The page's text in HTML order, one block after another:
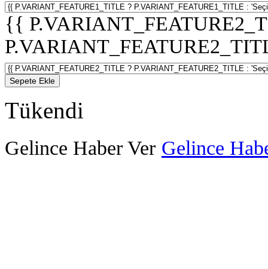
{{
Sepete Ekle
Tükendi
Gelince Haber Ver Gelince